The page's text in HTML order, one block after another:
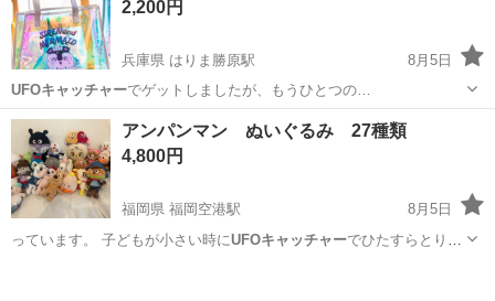
2,200円
兵庫県 はりま勝原駅
8月5日
UFOキャッチャーでゲットしましたが、もうひとつの…
兵庫 姫路市 はりま勝原駅 その他 ちい
アンパンマン ぬいぐるみ 27種類
4,800円
福岡県 福岡空港駅
8月5日
っています。 子どもが小さい時にUFOキャッチャーでひたすらとりま